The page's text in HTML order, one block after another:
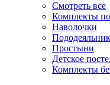
Смотреть все
Комплекты
Наволочки
Простыни
Детское
Комплекты